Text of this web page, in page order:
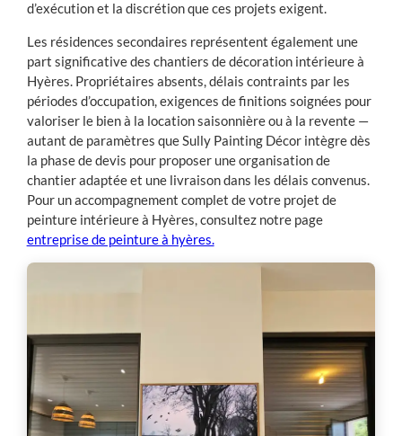
d’exécution et la discrétion que ces projets exigent.
Les résidences secondaires représentent également une
part significative des chantiers de décoration intérieure à
Hyères. Propriétaires absents, délais contraints par les
périodes d’occupation, exigences de finitions soignées pour
valoriser le bien à la location saisonnière ou à la revente —
autant de paramètres que Sully Painting Décor intègre dès
la phase de devis pour proposer une organisation de
chantier adaptée et une livraison dans les délais convenus.
Pour un accompagnement complet de votre projet de
peinture intérieure à Hyères, consultez notre page
entreprise de peinture à hyères.